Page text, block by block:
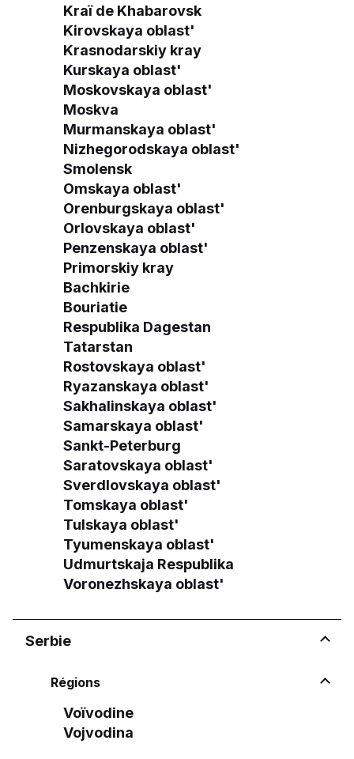
Kraï de Khabarovsk
Kirovskaya oblast'
Krasnodarskiy kray
Kurskaya oblast'
Moskovskaya oblast'
Moskva
Murmanskaya oblast'
Nizhegorodskaya oblast'
Smolensk
Omskaya oblast'
Orenburgskaya oblast'
Orlovskaya oblast'
Penzenskaya oblast'
Primorskiy kray
Bachkirie
Bouriatie
Respublika Dagestan
Tatarstan
Rostovskaya oblast'
Ryazanskaya oblast'
Sakhalinskaya oblast'
Samarskaya oblast'
Sankt-Peterburg
Saratovskaya oblast'
Sverdlovskaya oblast'
Tomskaya oblast'
Tulskaya oblast'
Tyumenskaya oblast'
Udmurtskaja Respublika
Voronezhskaya oblast'
Serbie
Régions
Voïvodine
Vojvodina